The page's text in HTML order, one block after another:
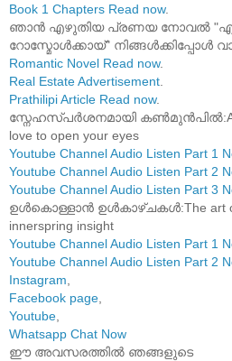
Book 1 Chapters Read now.
ഞാൻ എഴുതിയ പ്രണയ നോവൽ
റോസ്മോൾക്കായ്" നിങ്ങൾക്കിപ്പോൾ
Romantic Novel Read now.
Real Estate Advertisement.
Prathilipi Article Read now.
സ്നേഹസ്പർശനമായി കൺമുൻപിൽ:A
love to open your eyes
Youtube Channel Audio Listen Part 1
Youtube Channel Audio Listen Part 2
Youtube Channel Audio Listen Part 3
ഉൾകൊള്ളാൻ ഉൾകാഴ്ചകൾ:The art
innerspring insight
Youtube Channel Audio Listen Part 1
Youtube Channel Audio Listen Part 2
Instagram,
Facebook page,
Youtube,
Whatsapp Chat Now
ഈ അവസരത്തിൽ ഞങ്ങളുടെ